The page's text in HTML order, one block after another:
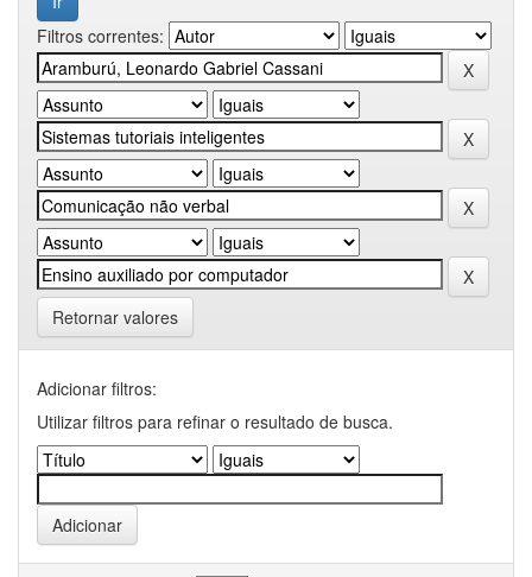
Filtros correntes:
Retornar valores
Adicionar filtros:
Utilizar filtros para refinar o resultado de busca.